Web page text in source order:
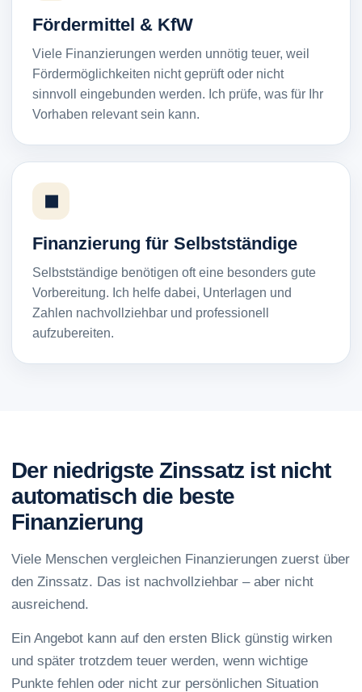
Fördermittel & KfW
Viele Finanzierungen werden unnötig teuer, weil
Fördermöglichkeiten nicht geprüft oder nicht
sinnvoll eingebunden werden. Ich prüfe, was für Ihr
Vorhaben relevant sein kann.
◼
Finanzierung für Selbstständige
Selbstständige benötigen oft eine besonders gute
Vorbereitung. Ich helfe dabei, Unterlagen und
Zahlen nachvollziehbar und professionell
aufzubereiten.
Der niedrigste Zinssatz ist nicht
automatisch die beste
Finanzierung
Viele Menschen vergleichen Finanzierungen zuerst über
den Zinssatz. Das ist nachvollziehbar – aber nicht
ausreichend.
Ein Angebot kann auf den ersten Blick günstig wirken
und später trotzdem teuer werden, wenn wichtige
Punkte fehlen oder nicht zur persönlichen Situation